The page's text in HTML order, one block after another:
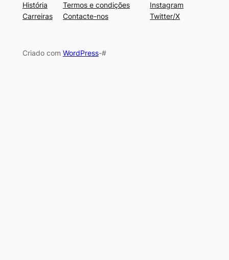
História
Carreiras
Termos e condições
Contacte-nos
Instagram
Twitter/X
Criado com WordPress-#